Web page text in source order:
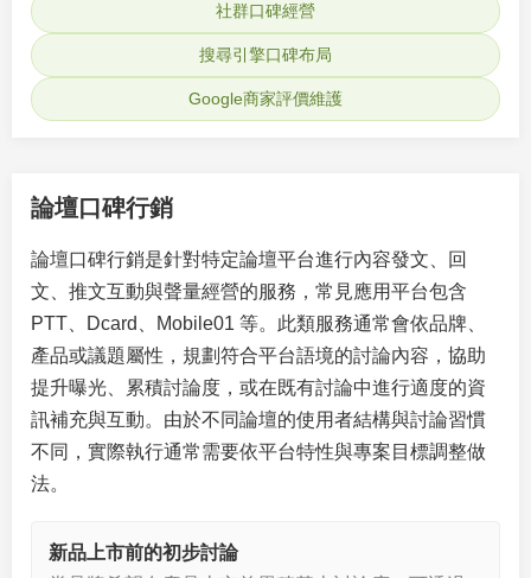
社群口碑經營
搜尋引擎口碑布局
Google商家評價維護
論壇口碑行銷
論壇口碑行銷是針對特定論壇平台進行內容發文、回
文、推文互動與聲量經營的服務，常見應用平台包含
PTT、Dcard、Mobile01 等。此類服務通常會依品牌、
產品或議題屬性，規劃符合平台語境的討論內容，協助
提升曝光、累積討論度，或在既有討論中進行適度的資
訊補充與互動。由於不同論壇的使用者結構與討論習慣
不同，實際執行通常需要依平台特性與專案目標調整做
法。
新品上市前的初步討論